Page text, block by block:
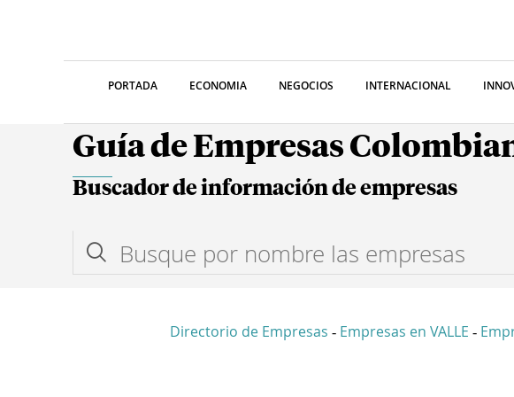
PORTADA ECONOMIA NEGOCIOS INTERNACIONAL
Guía de Empresas
Buscador de información de empresas
Directorio de Empresas - Empresas en VALLE -